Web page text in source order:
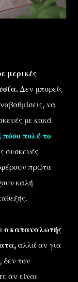
μερικές
Δεν μπορείς
να
με κακά
πόσο πολύ το
συσκευές
πρώτα
καλή
ο καταναλωτής
αλλά αν για
δεν τον
αν είναι